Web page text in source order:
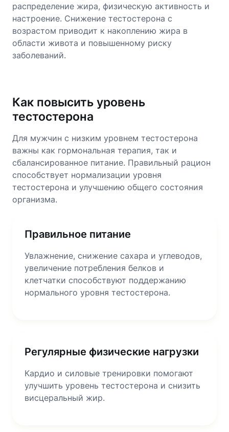
распределение жира, физическую активность и
настроение. Снижение тестостерона с
возрастом приводит к накоплению жира в
области живота и повышенному риску
заболеваний.
Как повысить уровень
тестостерона
Для мужчин с низким уровнем тестостерона
важны как гормональная терапия, так и
сбалансированное питание. Правильный рацион
способствует нормализации уровня
тестостерона и улучшению общего состояния
организма.
Правильное питание
Увлажнение, снижение сахара и углеводов,
увеличение потребления белков и
клетчатки способствуют поддержанию
нормального уровня тестостерона.
Регулярные физические нагрузки
Кардио и силовые тренировки помогают
улучшить уровень тестостерона и снизить
висцеральный жир.